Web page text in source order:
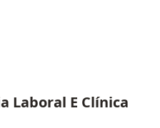
Laboral E Clínica